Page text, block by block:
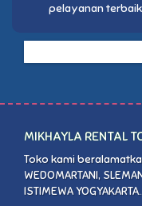
pelayanan terbaik
MIKHAYLA RENTAL
Toko kami
WEDOMARTANI,
ISTIMEWA